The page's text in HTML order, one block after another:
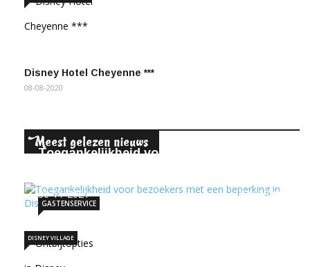
Disney Hotel Cheyenne ***
08-08-2020
Meest gelezen nieuws
Toegankelijkheid voor bezoekers met
30-11-2021 338388
GASTENSERVICE
DISNEY VILLAGE